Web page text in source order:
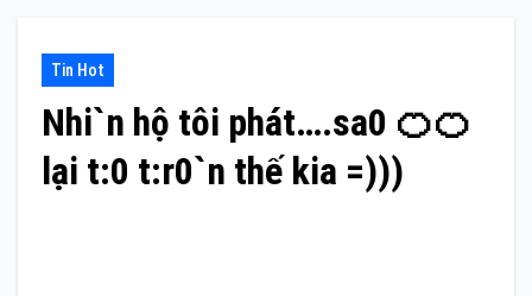
Tin Hot
Nhi`n hộ tôi phát….sa0 🍊🍊
lại t:0 t:r0`n thế kia =)))